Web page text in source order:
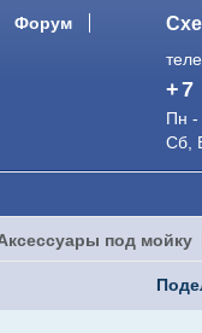
Форум
+7
Пн -
Сб,
под мойку